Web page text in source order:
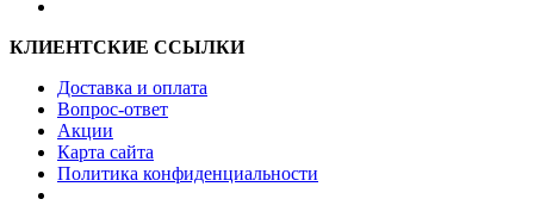
КЛИЕНТСКИЕ ССЫЛКИ
Доставка и оплата
Вопрос-ответ
Акции
Карта сайта
Политика конфиденциальности